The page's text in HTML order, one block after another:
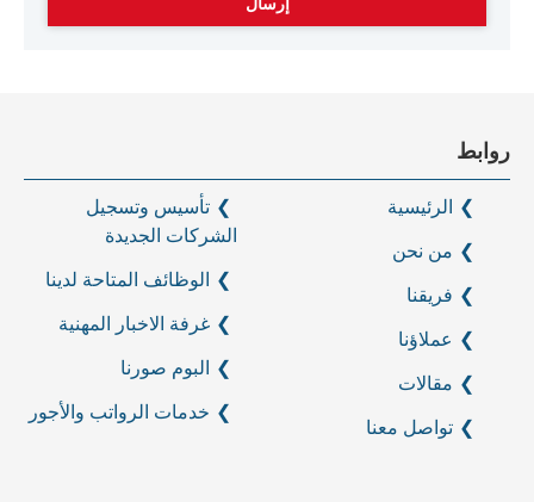
روابط
الرئيسية
من نحن
فريقنا
عملاؤنا
مقالات
تواصل معنا
تأسيس وتسجيل
الشركات الجديدة
الوظائف المتاحة لدينا
غرفة الاخبار المهنية
البوم صورنا
خدمات الرواتب والأجور